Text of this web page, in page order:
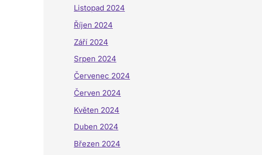
Listopad 2024
Říjen 2024
Září 2024
Srpen 2024
Červenec 2024
Červen 2024
Květen 2024
Duben 2024
Březen 2024